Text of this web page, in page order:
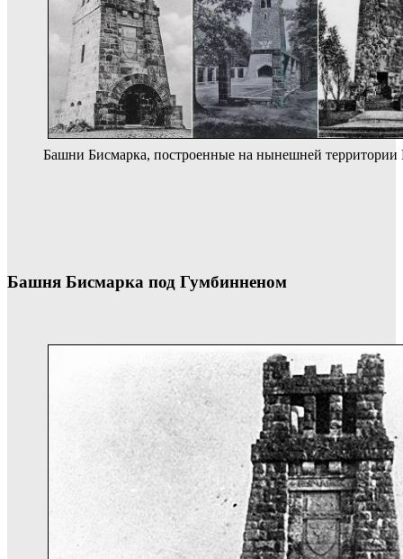
Башни Бисмарка, построенные на нынешней территории
Башня Бисмарка под Гумбинненом